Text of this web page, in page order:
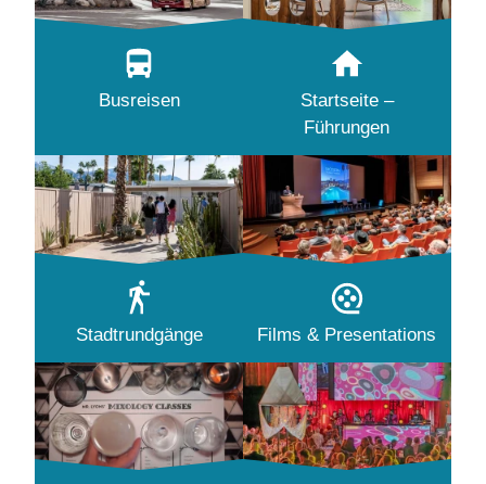
Busreisen
Startseite –
Führungen
Stadtrundgänge Films & Presentations